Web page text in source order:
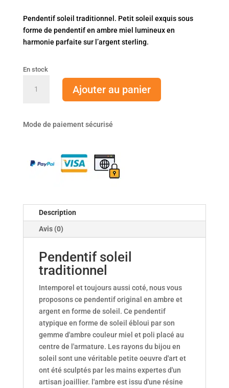
Pendentif soleil traditionnel. Petit soleil exquis sous
forme de pendentif en ambre miel lumineux en
harmonie parfaite sur l’argent sterling.
En stock
traditionnel
Ajouter au panier
Mode de paiement sécurisé
Description
Avis (0)
Pendentif soleil
traditionnel
Intemporel et toujours aussi coté, nous vous
proposons ce pendentif original en ambre et
argent en forme de soleil. Ce pendentif
atypique en forme de soleil ébloui par son
gemme d'ambre couleur miel et poli placé au
centre de l'armature. Les rayons du bijou en
soleil sont une véritable petite oeuvre d'art et
ont été sculptés par les mains expertes d'un
artisan joaillier. l'ambre est issu d'une résine